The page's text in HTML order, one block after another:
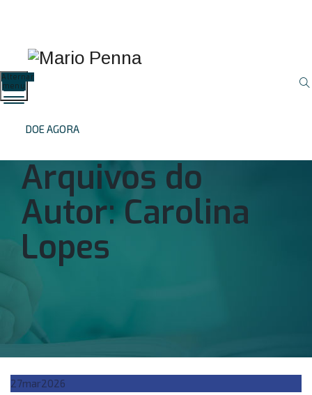
Alternar
menu
DOE AGORA
Arquivos do
Autor:Carolina
Lopes
27mar2026